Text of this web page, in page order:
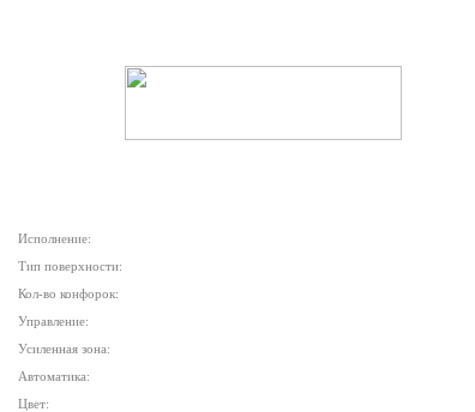
Исполнение:
Тип поверхности:
Кол-во конфорок:
Управление:
Усиленная зона:
Автоматика:
Цвет: